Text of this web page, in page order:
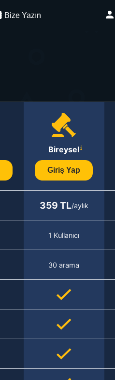
Bize Yazın
Bireysel
Giriş Yap
359 TL/aylık
1 Kullanıcı
30 arama